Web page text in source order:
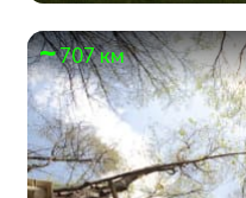
707 км